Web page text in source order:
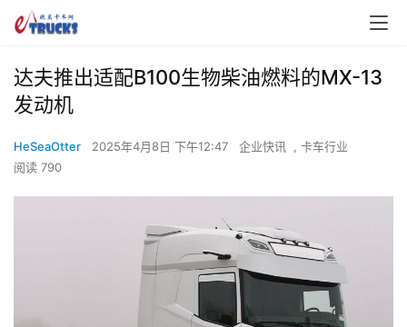
达夫推出适配B100生物柴油燃料的MX-13
发动机
HeSeaOtter 2025年4月8日 下午12:47 企业快讯 , 卡车行业
阅读 790